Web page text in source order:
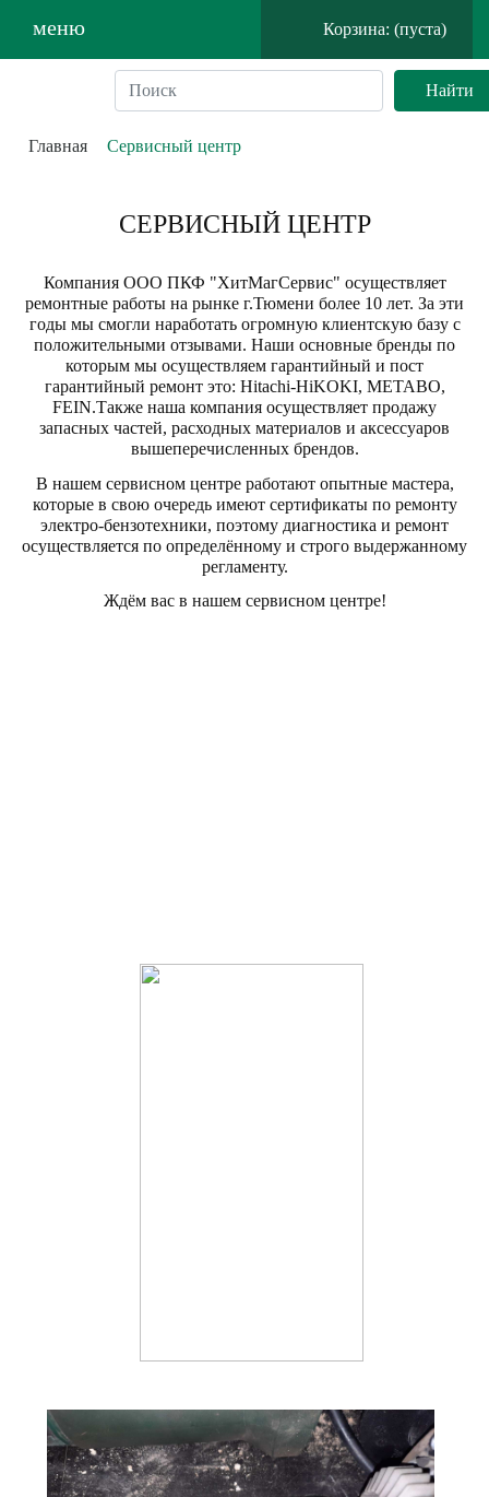
меню Корзина: (пуста)
Главная Сервисный центр
СЕРВИСНЫЙ ЦЕНТР
Компания ООО ПКФ "ХитМагСервис" осуществляет
ремонтные работы на рынке г.Тюмени более 10 лет. За эти
годы мы смогли наработать огромную клиентскую базу с
положительными отзывами. Наши основные бренды по
которым мы осуществляем гарантийный и пост
гарантийный ремонт это: Hitachi-HiKOKI, METABO,
FEIN.Также наша компания осуществляет продажу
запасных частей, расходных материалов и аксессуаров
вышеперечисленных брендов.
В нашем сервисном центре работают опытные мастера,
которые в свою очередь имеют сертификаты по ремонту
электро-бензотехники, поэтому диагностика и ремонт
осуществляется по определённому и строго выдержанному
регламенту.
Ждём вас в нашем сервисном центре!